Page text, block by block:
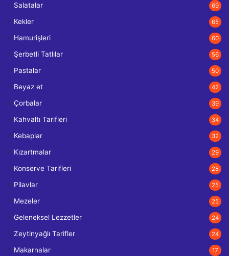
Salatalar 69
Kekler 65
Hamurişleri 60
Şerbetli Tatlılar 56
Pastalar 50
Beyaz et 42
Çorbalar 39
Kahvaltı Tarifleri 34
Kebaplar 32
Kızartmalar 29
Konserve Tarifleri 28
Pilavlar 25
Mezeler 25
Geleneksel Lezzetler 24
Zeytinyağlı Tarifler 24
Makarnalar 17